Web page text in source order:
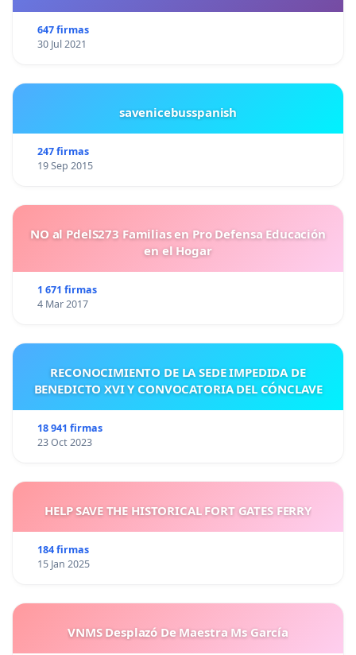
647 firmas
30 Jul 2021
savenicebusspanish
247 firmas
19 Sep 2015
NO al PdelS273 Familias en Pro Defensa Educación
en el Hogar
1 671 firmas
4 Mar 2017
RECONOCIMIENTO DE LA SEDE IMPEDIDA DE
BENEDICTO XVI Y CONVOCATORIA DEL CÓNCLAVE
18 941 firmas
23 Oct 2023
HELP SAVE THE HISTORICAL FORT GATES FERRY
184 firmas
15 Jan 2025
VNMS Desplazó De Maestra Ms García